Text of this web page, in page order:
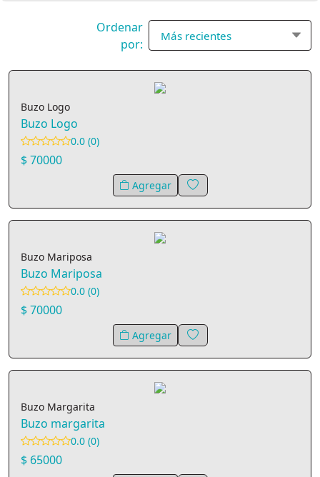
Ordenar
por:
Buzo Logo
Buzo Logo
0.0 (0)
$ 70000
Agregar
Buzo Mariposa
Buzo Mariposa
0.0 (0)
$ 70000
Agregar
Buzo Margarita
Buzo margarita
0.0 (0)
$ 65000